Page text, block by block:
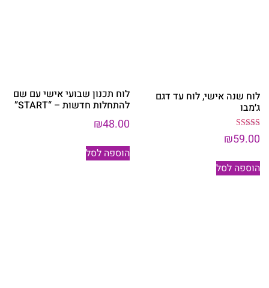
לוח שנה אישי, לוח עד דגם
ג׳מבו
דורג
5.00
₪59.00
הוספה לסל
לוח תכנון שבועי אישי עם שם
להתחלות חדשות – “START”
₪48.00
הוספה לסל